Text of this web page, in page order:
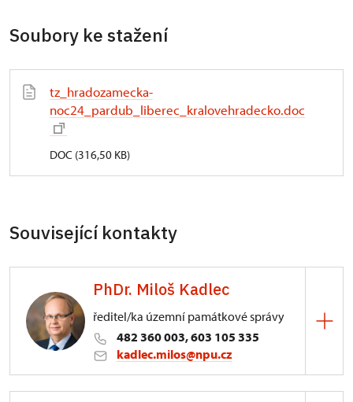
Soubory ke stažení
tz_hradozamecka-
noc24_pardub_liberec_kralovehradecko.doc
DOC (316,50 KB)
Související kontakty
PhDr. Miloš Kadlec
ředitel/ka územní památkové správy
482 360 003, 603 105 335
kadlec.milos@npu.cz